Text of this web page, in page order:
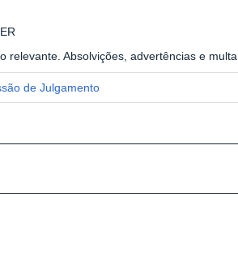
relevante. Absolvições, advertências e multa.
de Julgamento